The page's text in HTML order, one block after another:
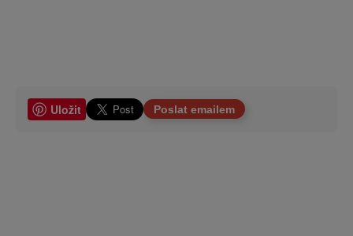
Uložit Poslat emailem